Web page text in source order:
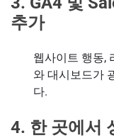
추가
웹사이트 행동,
와 대시보드가
다.
4. 한 곳에서